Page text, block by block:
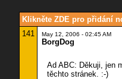
Klikněte ZDE pro přidání
141
May 12, 2006 - 02:45 AM
BorgDog
Ad ABC: Děkuji, jen
těchto stránek. :-)